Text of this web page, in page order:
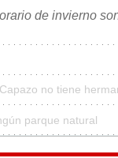
de invierno
no tiene
parque natural